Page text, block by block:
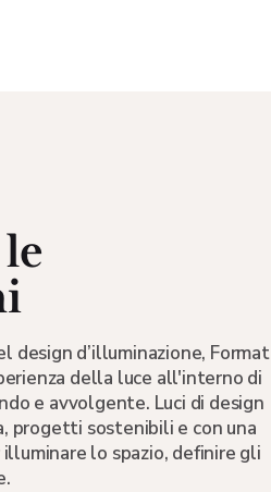
design d’illuminazione, Format
della luce all'interno di
e avvolgente. Luci di design
progetti sostenibili e con una
lo spazio, definire gli
Byblos di
Italia